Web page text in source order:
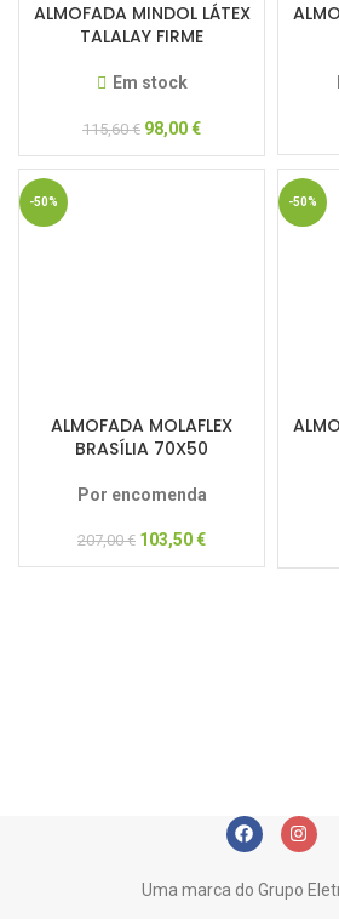
ALMOFADA MINDOL LÁTEX
TALALAY FIRME
Em stock
115,60€ 98,00€
-50%
ALMOFADA MOLAFLEX
BRASÍLIA 70X50
Por encomenda
207,00€ 103,50€
-50%
Uma marca do Grupo